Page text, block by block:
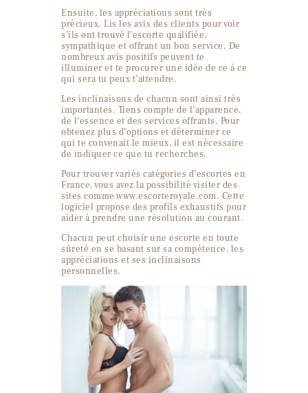
Ensuite, les appréciations sont très
précieux. Lis les avis des clients pour voir
s’ils ont trouvé l’escorte qualifiée,
sympathique et offrant un bon service. De
nombreux avis positifs peuvent te
illuminer et te procurer une idée de ce à ce
qui sera tu peux t’attendre.
Les inclinaisons de chacun sont ainsi très
importantes. Tiens compte de l’apparence,
de l’essence et des services offrants. Pour
obtenez plus d’options et déterminer ce
qui te convenait le mieux, il est nécessaire
de indiquer ce que tu recherches.
Pour trouver variés catégories d’escortes en
France, vous avez la possibilité visiter des
sites comme www.escorteroyale.com. Cette
logiciel propose des profils exhaustifs pour
aider à prendre une résolution au courant.
Chacun peut choisir une escorte en toute
sûreté en se basant sur sa compétence, les
appréciations et ses inclinaisons
personnelles.